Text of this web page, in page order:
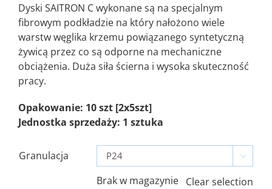
Dyski SAITRON C wykonane są na specjalnym
fibrowym podkładzie na który nałożono wiele
warstw węglika krzemu powiązanego syntetyczną
żywicą przez co są odporne na mechaniczne
obciążenia. Duża siła ścierna i wysoka skuteczność
pracy.
Opakowanie: 10 szt [2x5szt]
Jednostka sprzedaży: 1 sztuka
Granulacja 
Brak w magazynie Clear selection